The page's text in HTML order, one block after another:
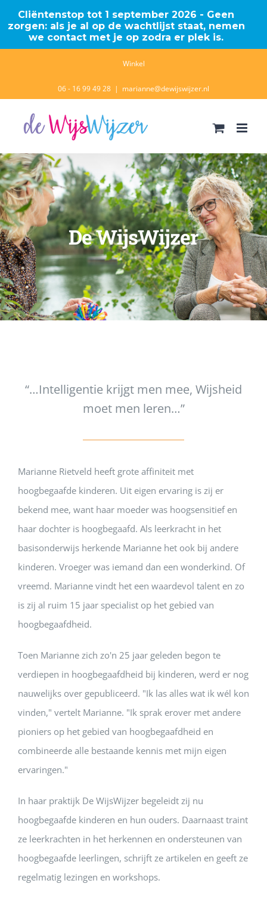
inhoud
Winkel
06 - 16 99 49 28 | marianne@dewijswijzer.nl
De WijsWijzer
“…Intelligentie krijgt men mee, Wijsheid
moet men leren…”
Marianne Rietveld heeft grote affiniteit met
hoogbegaafde kinderen. Uit eigen ervaring is zij er
bekend mee, want haar moeder was hoogsensitiefen
haar dochter is hoogbegaafd. Als leerkracht in het
basisonderwijs herkende Marianne het ook bij andere
kinderen. Vroeger was iemand dan een wonderkind. Of
vreemd. Marianne vindt het een waardevol talent en zo
is zij al ruim 15 jaar specialist op het gebied van
hoogbegaafdheid.
Toen Marianne zich zo'n 25 jaar geleden begon te
verdiepen in hoogbegaafdheid bij kinderen, werd er nog
nauwelijks over gepubliceerd. "Ik las alles wat ik wél kon
vinden," vertelt Marianne. "Ik sprak erover met andere
pioniers op het gebied van hoogbegaafdheid en
combineerde alle bestaande kennis met mijn eigen
ervaringen."
In haar praktijk De WijsWijzer begeleidt zij nu
hoogbegaafde kinderen en hun ouders. Daarnaast traint
ze leerkrachten in het herkennen en ondersteunen van
hoogbegaafde leerlingen, schrijft ze artikelen en geeft ze
regelmatig lezingen en workshops.
Cliëntenstop tot 1 september 2026 - Geen
zorgen: als je al op de wachtlijst staat, nemen
we contact met je op zodra er plek is.